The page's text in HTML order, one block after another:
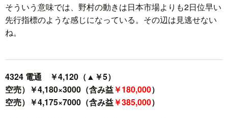
そういう意味では、野村の動きは日本市場よりも2日位早い
先行指標のような感じになっている。その辺は見逃せない
ね。
4324 電通 ￥4,120（▲￥5）
空売）￥4,180×3000（含み益￥180,000）
空売）￥4,175×7000（含み益￥385,000）